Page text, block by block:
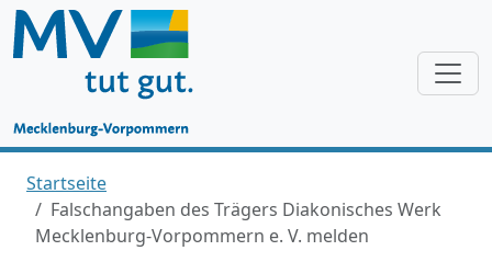
Startseite
Falschangaben des Trägers Diakonisches Werk
Mecklenburg-Vorpommern e. V. melden